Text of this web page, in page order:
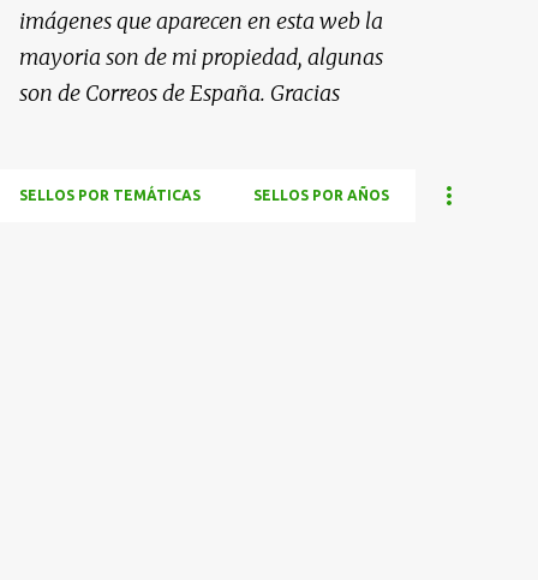
imágenes que aparecen en esta web la
mayoria son de mi propiedad, algunas
son de Correos de España. Gracias
SELLOS POR TEMÁTICAS SELLOS POR AÑOS